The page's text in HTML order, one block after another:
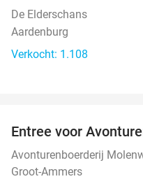
De Elderschans
Aardenburg
Verkocht: 1.108
Entree voor
Avonturenboerderij
Groot-Ammers